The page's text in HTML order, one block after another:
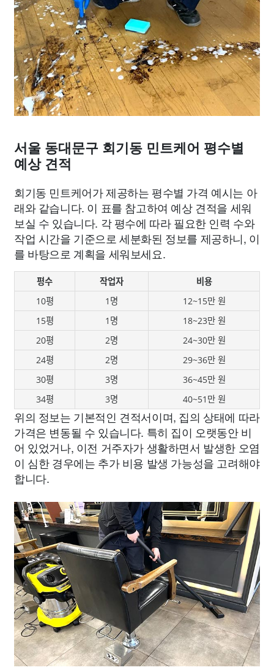
서울 동대문구 회기동 민트케어 평수별
예상 견적
회기동 민트케어가 제공하는 평수별 가격 예시는 아
래와 같습니다. 이 표를 참고하여 예상 견적을 세워
보실 수 있습니다. 각 평수에 따라 필요한 인력 수와
작업 시간을 기준으로 세분화된 정보를 제공하니, 이
를 바탕으로 계획을 세워보세요.
평수 작업자
비용
10평
1명
12~15만 원
15평
1명
18~23만 원
20평
2명
24~30만 원
24평
2명
29~36만 원
30평
3명
36~45만 원
34평
3명 40~51만 원
위의 정보는 기본적인 견적서이며, 집의 상태에 따라
가격은 변동될 수 있습니다. 특히 집이 오랫동안 비
어 있었거나, 이전 거주자가 생활하면서 발생한 오염
이 심한 경우에는 추가 비용 발생 가능성을 고려해야
합니다.